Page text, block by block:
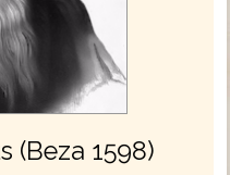
(Beza 1598)